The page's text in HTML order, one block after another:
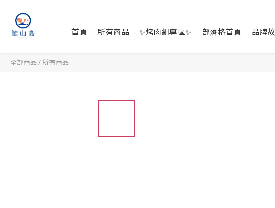
首頁 所有商品 ✨烤肉組專區✨ 部落格首頁 品牌
全部商品 / 所有商品